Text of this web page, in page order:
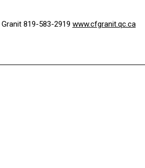
819-583-2919 www.cfgranit.qc.ca